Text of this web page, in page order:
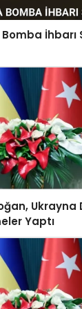
İhbarı
Ukrayna
Yaptı